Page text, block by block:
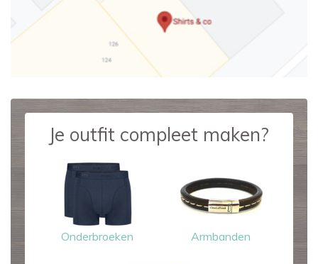
Je outfit compleet maken?
Onderbroeken Armbanden